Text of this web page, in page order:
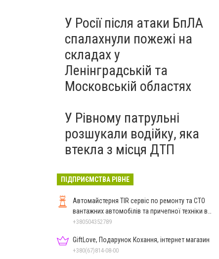
У Росії після атаки БпЛА
спалахнули пожежі на
складах у
Ленінградській та
Московській областях
У Рівному патрульні
розшукали водійку, яка
втекла з місця ДТП
ПІДПРИЄМСТВА РІВНЕ
Автомайстерня TIR сервіс по ремонту та СТО
вантажних автомобілів та причепної техніки в
Рівному
+380504352789
GiftLove, Подарунок Кохання, інтернет магазин
+380(67)814-08-00